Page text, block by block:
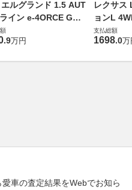
エルグランド 1.5 AUT
イン e-4ORCE Gス
4WD
.9万円
レクサス
ョンL
支払総額
1698.0万
愛車の査定結果をWebでお知ら